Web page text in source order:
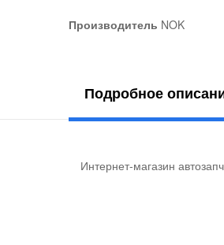
Производитель NOK
Подробное
Интернет-магазин